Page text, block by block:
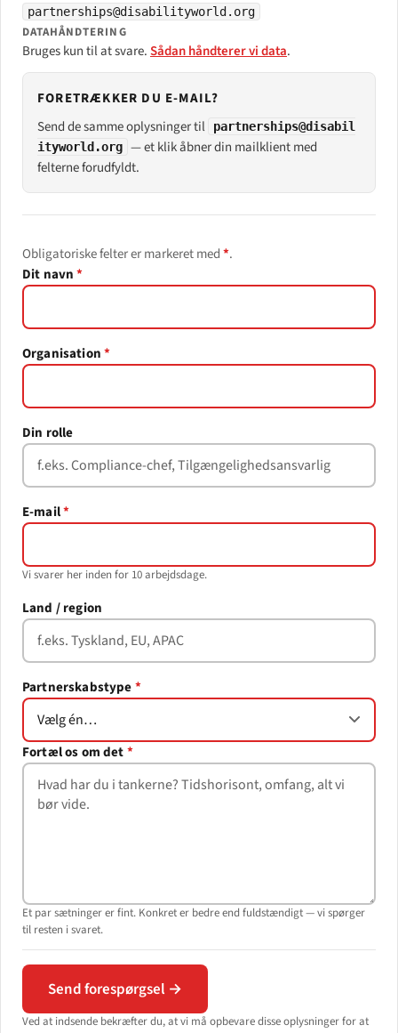
partnerships@disabilityworld.org
DATAHÅNDTERING
Bruges kun til at svare.Sådan håndterer vi data.
FORETRÆKKER DU E-MAIL?
Send de samme oplysninger til
partnerships@disabil
ityworld.org — et klik åbner din mailklient med
felterne forudfyldt.
Leave this field empty
Obligatoriske felter er markeret med*.
Dit navn*
Organisation*
Din rolle
E-mail*
Vi svarer her inden for 10 arbejdsdage.
Land / region
Partnerskabstype*
Fortæl os om det*
Et par sætninger er fint. Konkret er bedre end fuldstændigt — vi spørger
til resten i svaret.
Send forespørgsel →
Ved at indsende bekræfter du, at vi må opbevare disse oplysninger for at